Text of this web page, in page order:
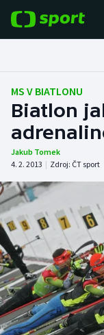
Fotbal
Hokej
Tenis
Atletika
Cyklistika
DALŠÍ SPORTY
Americký fotbal
Baseball a
NEPŘEHLÉDNĚTE
Soutěže
MS V BIATLONU
Biatlon
Jakub Tomek
4. 2. 2013 | Zdroj: ČT sport